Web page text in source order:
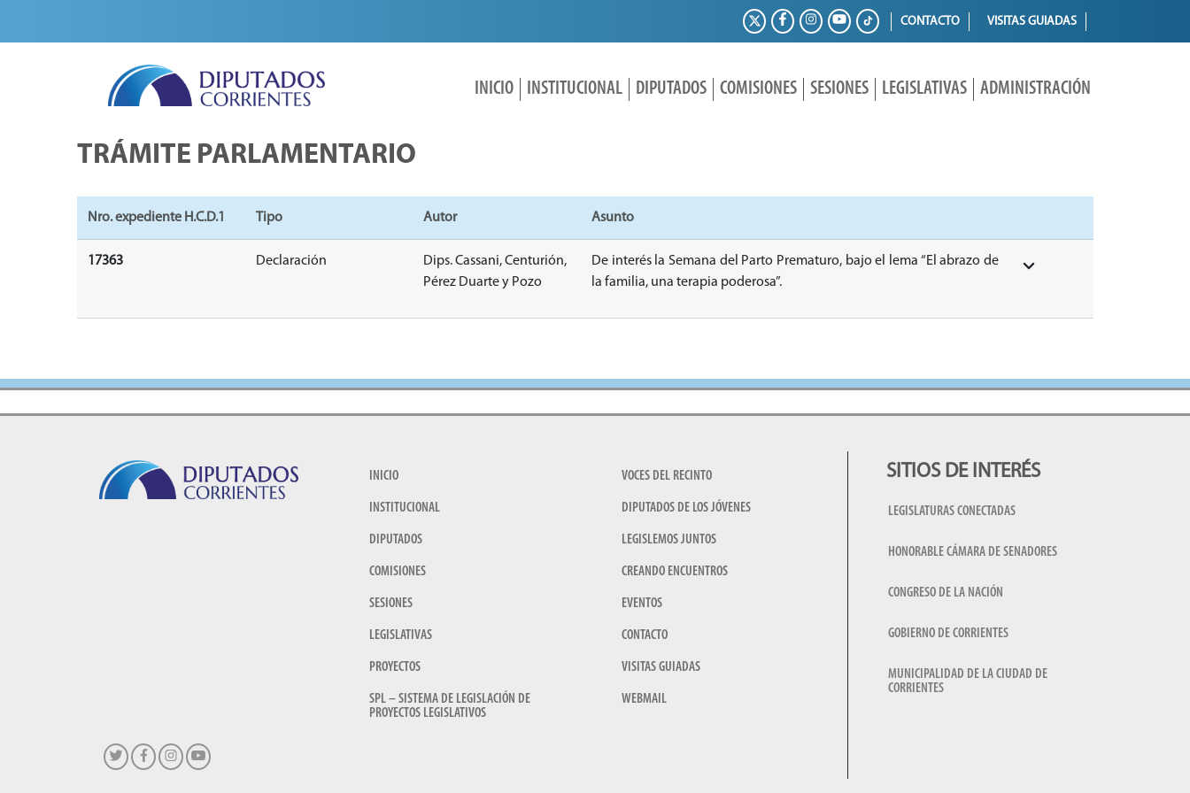
CONTACTO VISITAS GUIADAS
INICIO INSTITUCIONAL DIPUTADOS COMISIONES SESIONES LEGISLATIVAS ADMINISTRACIÓN
TRÁMITE PARLAMENTARIO
Nro. expediente H.C.D.1 Tipo Autor Asunto
17363 Declaración
Dips. Cassani, Centurión,
Pérez Duarte y Pozo
De interés la Semana del Parto Prematuro, bajo el lema “El abrazo de
la familia, una terapia poderosa”.
INICIO
INSTITUCIONAL
DIPUTADOS
COMISIONES
SESIONES
LEGISLATIVAS
PROYECTOS
SPL – SISTEMA DE LEGISLACIÓN DE
PROYECTOS LEGISLATIVOS
VOCES DEL RECINTO
DIPUTADOS DE LOS JÓVENES
LEGISLEMOS JUNTOS
CREANDO ENCUENTROS
EVENTOS
CONTACTO
VISITAS GUIADAS
WEBMAIL
SITIOS DE INTERÉS
LEGISLATURAS CONECTADAS
HONORABLE CÁMARA DE SENADORES
CONGRESO DE LA NACIÓN
GOBIERNO DE CORRIENTES
MUNICIPALIDAD DE LA CIUDAD DE
CORRIENTES